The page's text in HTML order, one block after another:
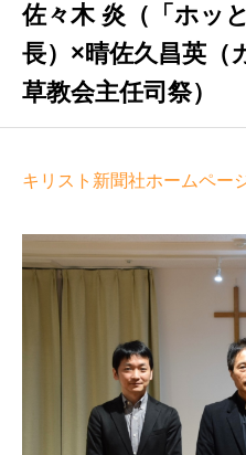
佐々木 炎（「ホッ
長）×晴佐久昌英（
草教会主任司祭）
キリスト新聞社ホームペー